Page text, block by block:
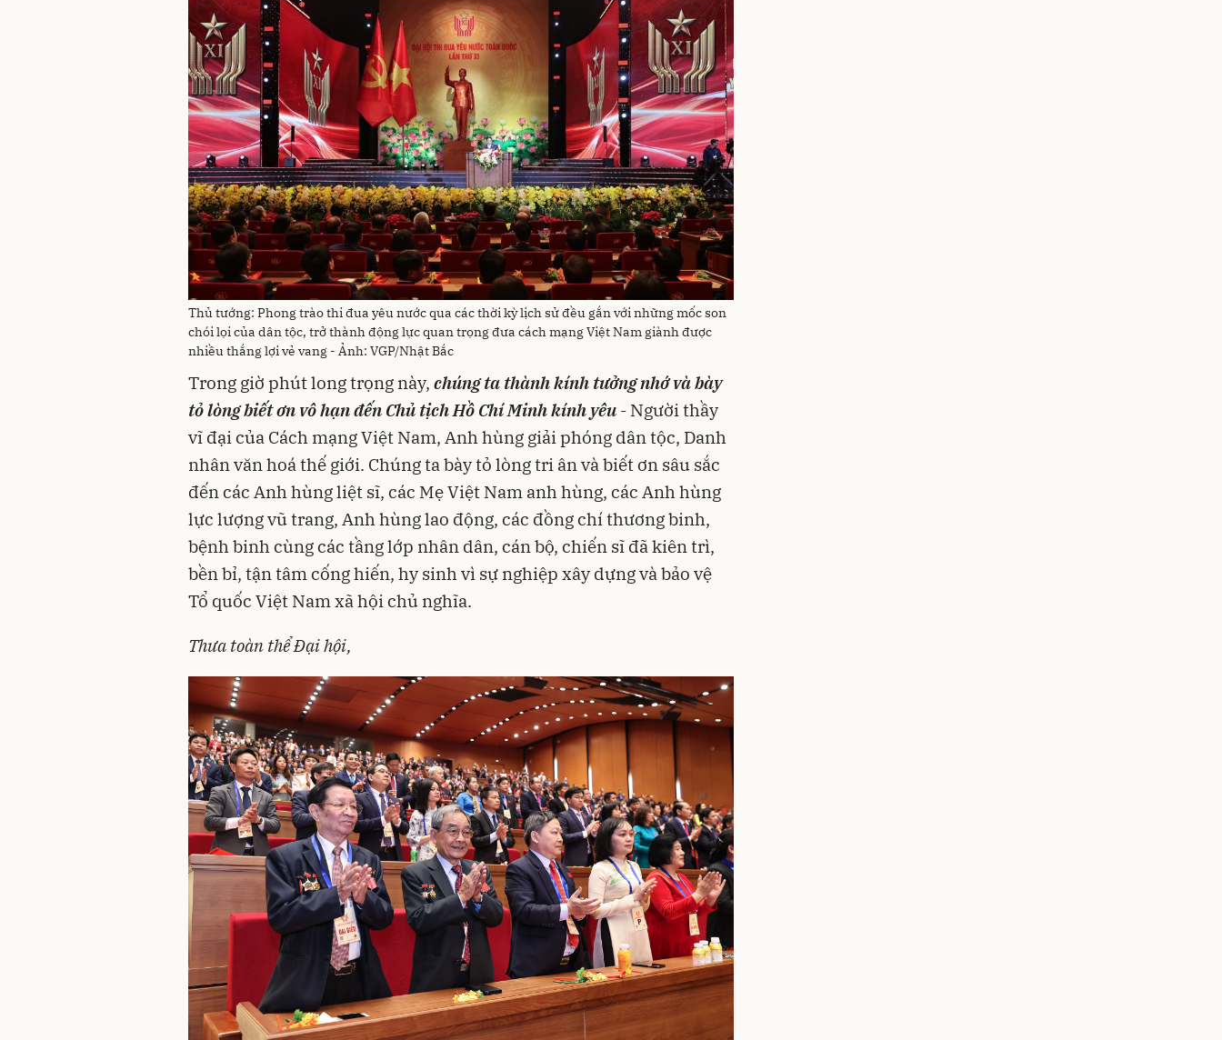
Thủ tướng: Phong trào thi đua yêu nước qua các thời kỳ lịch sử đều gắn với những mốc son
chói lọi của dân tộc, trở thành động lực quan trọng đưa cách mạng Việt Nam giành được
nhiều thắng lợi vẻ vang - Ảnh: VGP/Nhật Bắc
Trong giờ phút long trọng này, chúng ta thành kính tưởng nhớ và bày
tỏ lòng biết ơn vô hạn đến Chủ tịch Hồ Chí Minh kính yêu - Người thầy
vĩ đại của Cách mạng Việt Nam, Anh hùng giải phóng dân tộc, Danh
nhân văn hoá thế giới. Chúng ta bày tỏ lòng tri ân và biết ơn sâu sắc
đến các Anh hùng liệt sĩ, các Mẹ Việt Nam anh hùng, các Anh hùng
lực lượng vũ trang, Anh hùng lao động, các đồng chí thương binh,
bệnh binh cùng các tầng lớp nhân dân, cán bộ, chiến sĩ đã kiên trì,
bền bỉ, tận tâm cống hiến, hy sinh vì sự nghiệp xây dựng và bảo vệ
Tổ quốc Việt Nam xã hội chủ nghĩa.
Thưa toàn thể Đại hội,